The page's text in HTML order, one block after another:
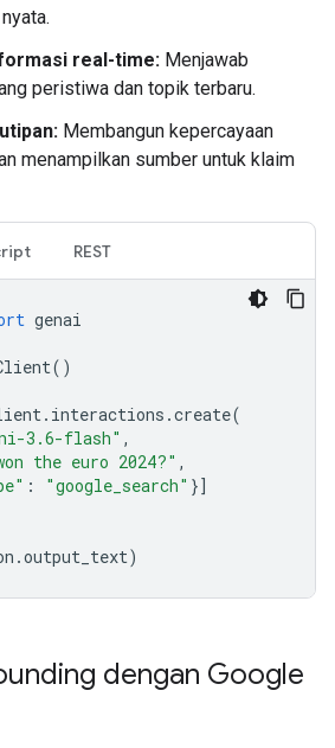
real-time: Menjawab
peristiwa dan topik terbaru.
Membangun kepercayaan
menampilkan sumber untuk klaim
REST
genai
()
. interactions .create(
3.6-flash" ,
the euro 2024?" ,
: "google_search" }]
.output_text)
dengan Google